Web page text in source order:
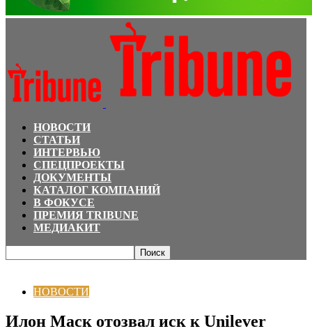
НОВОСТИ
СТАТЬИ
ИНТЕРВЬЮ
СПЕЦПРОЕКТЫ
ДОКУМЕНТЫ
КАТАЛОГ КОМПАНИЙ
В ФОКУСЕ
ПРЕМИЯ TRIBUNE
МЕДИАКИТ
НОВОСТИ
Илон Маск отозвал иск к Unilever